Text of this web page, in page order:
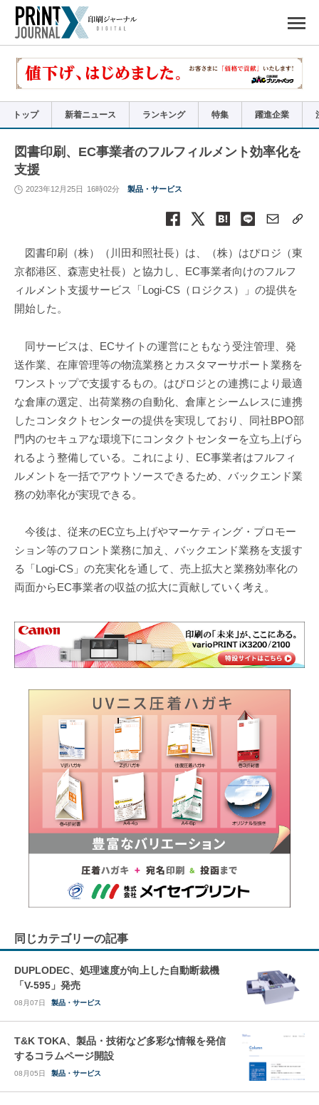
で
リ
トップ 新着ニュース ランキング 特集 躍進企業
図書印刷、EC事業者のフルフィルメント効率化を
支援
2023年12月25日 16時02分 製品・サービス
図書印刷（株）（川田和照社長）は、（株）はぴロジ（東
京都港区、森憲史社長）と協力し、EC事業者向けのフルフ
ィルメント支援サービス「Logi-CS（ロジクス）」の提供を
開始した。
同サービスは、ECサイトの運営にともなう受注管理、発
送作業、在庫管理等の物流業務とカスタマーサポート業務を
ワンストップで支援するもの。はぴロジとの連携により最適
な倉庫の選定、出荷業務の自動化、倉庫とシームレスに連携
したコンタクトセンターの提供を実現しており、同社BPO部
門内のセキュアな環境下にコンタクトセンターを立ち上げら
れるよう整備している。これにより、EC事業者はフルフィ
ルメントを一括でアウトソースできるため、バックエンド業
務の効率化が実現できる。
今後は、従来のEC立ち上げやマーケティング・プロモー
ション等のフロント業務に加え、バックエンド業務を支援す
る「Logi-CS」の充実化を通して、売上拡大と業務効率化の
両面からEC事業者の収益の拡大に貢献していく考え。
同じカテゴリーの記事
DUPLODEC、処理速度が向上した自動断裁機
「V-595」発売
08月07日 製品・サービス
T&K TOKA、製品・技術など多彩な情報を発信
するコラムページ開設
08月05日 製品・サービス